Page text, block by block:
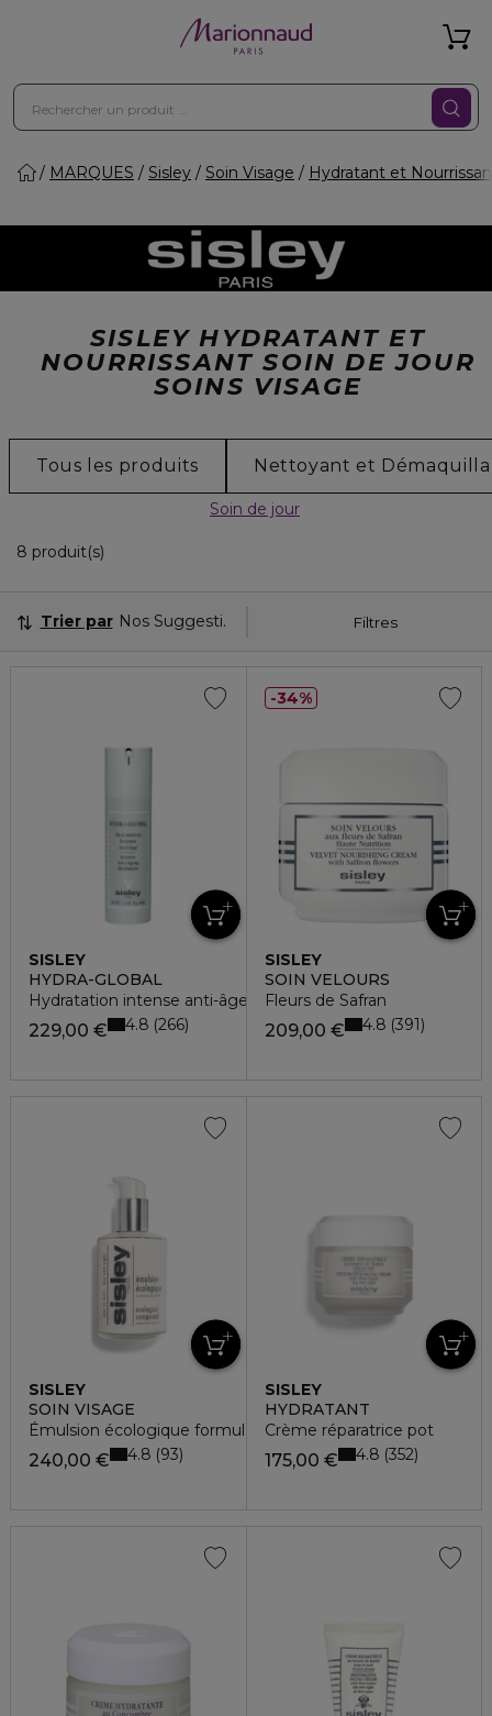
MARQUES Sisley Soin Visage Hydratant et
SISLEY HYDRATANT ET
NOURRISSANT SOIN DE JOUR
SOINS VISAGE
Tous les produits Nettoyant et
Soin de jour
8 produit(s)
Filtres
Trier par Nos Suggestions
SISLEY
HYDRA-GLOBAL
Hydratation intense anti-âge
229,00 € 4.8 266
SISLEY
SOIN VELOURS
Fleurs de Safran
209,00 € 4.8 391
34%
SISLEY
SOIN VISAGE
Émulsion écologique formule avancée
240,00 € 4.8 93
SISLEY
HYDRATANT
Crème réparatrice pot
175,00 € 4.8 352